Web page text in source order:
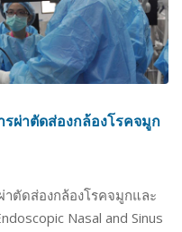
ผ่าตัดส่องกล้องโรคจมูก
ตัดส่องกล้องโรคจมูกและ
Nasal and Sinus